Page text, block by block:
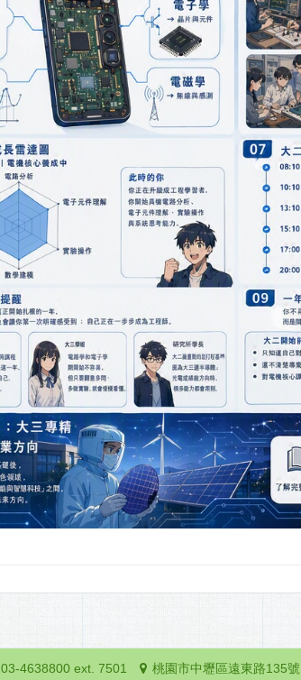
03-4638800 ext. 7501 桃園市中壢區遠東路135號